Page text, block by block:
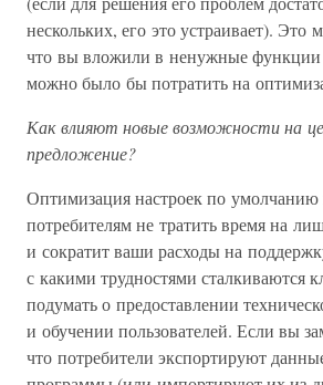
нескольких, его это устраивает). Это
что вы вложили в ненужные функции
можно было бы потратить на
Как влияют новые возможности на
предложение?
Оптимизация настроек по умолчанию
потребителям не тратить время на
и сократит ваши расходы на
с какими трудностями сталкиваются
подумать о предоставлении
и обучении пользователей. Если вы
что потребители экспортируют